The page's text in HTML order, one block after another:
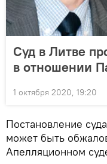
Суд в Литве
в отношении
1 октября 2020, 19:20
Постановление
может быть
Апелляционном